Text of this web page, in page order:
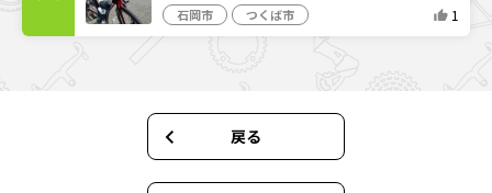
石岡市 つくば市 1
戻る